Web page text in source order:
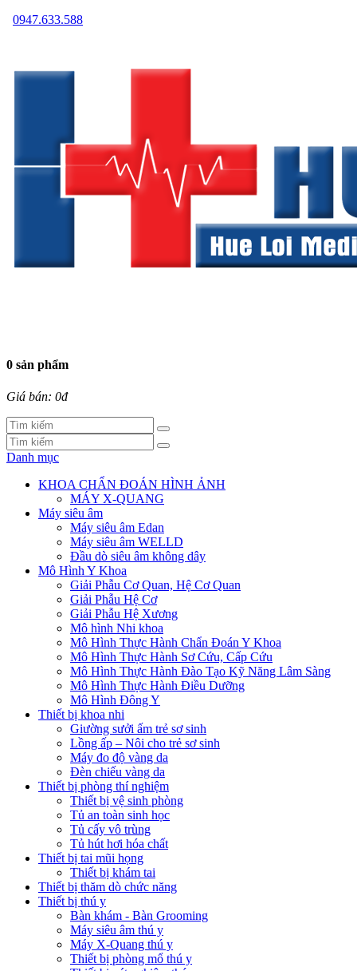
0947.633.588
0 sản phẩm
Giá bán: 0đ
Danh mục
KHOA CHẨN ĐOÁN HÌNH ẢNH
MÁY X-QUANG
Máy siêu âm
Máy siêu âm Edan
Máy siêu âm WELLD
Đầu dò siêu âm không dây
Mô Hình Y Khoa
Giải Phẫu Cơ Quan, Hệ Cơ Quan
Giải Phẫu Hệ Cơ
Giải Phẫu Hệ Xương
Mô hình Nhi khoa
Mô Hình Thực Hành Chẩn Đoán Y Khoa
Mô Hình Thực Hành Sơ Cứu, Cấp Cứu
Mô Hình Thực Hành Đào Tạo Kỹ Năng Lâm Sàng
Mô Hình Thực Hành Điều Dưỡng
Mô Hình Đông Y
Thiết bị khoa nhi
Giường sưởi ấm trẻ sơ sinh
Lồng ấp – Nôi cho trẻ sơ sinh
Máy đo độ vàng da
Đèn chiếu vàng da
Thiết bị phòng thí nghiệm
Thiết bị vệ sinh phòng
Tủ an toàn sinh học
Tủ cấy vô trùng
Tủ hút hơi hóa chất
Thiết bị tai mũi họng
Thiết bị khám tai
Thiết bị thăm dò chức năng
Thiết bị thú y
Bàn khám - Bàn Grooming
Máy siêu âm thú y
Máy X-Quang thú y
Thiết bị phòng mổ thú y